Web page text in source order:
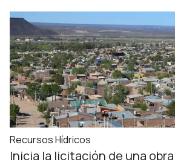
Recursos Hídricos
Inicia la licitación de una